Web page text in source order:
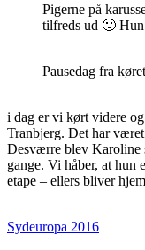
Pigerne på
tilfreds ud 🙂
Pausedag fra
i dag er vi kørt videre
Tranbjerg. Det har
Desværre blev Karoline
gange. Vi håber, at hun
etape – ellers bliver
Sydeuropa 2016